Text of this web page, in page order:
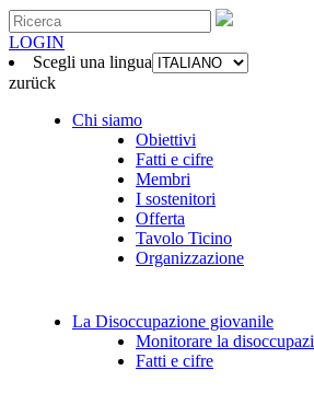
LOGIN
Scegli una lingua
zurück
Chi siamo
Obiettivi
Fatti e cifre
Membri
I sostenitori
Offerta
Tavolo Ticino
Organizzazione
La Disoccupazione giovanile
Monitorare la
Fatti e cifre